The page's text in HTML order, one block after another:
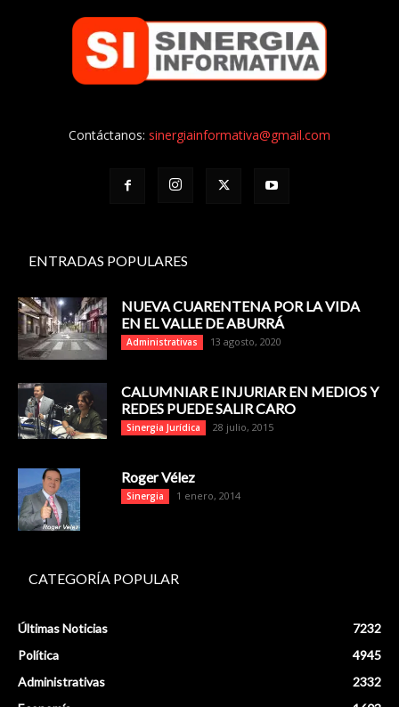
Contáctanos: sinergiainformativa@gmail.com
ENTRADAS POPULARES
NUEVA CUARENTENA POR LA VIDA
EN EL VALLE DE ABURRÁ
Administrativas 13 agosto, 2020
CALUMNIAR E INJURIAR EN MEDIOS Y
REDES PUEDE SALIR CARO
Sinergia Jurídica 28 julio, 2015
Roger Vélez
Sinergia 1 enero, 2014
CATEGORÍA POPULAR
Últimas Noticias
7232
Política
4945
Administrativas
2332